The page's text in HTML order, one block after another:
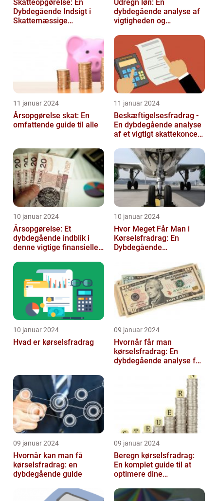
Skatteopgørelse: En
Dybdegående Indsigt i
Skattemæssige
Udregn løn: En
dybdegående analyse af
vigtigheden og
lønudregninger
11 januar 2024
Årsopgørelse skat: En
omfattende guide til alle
11 januar 2024
Beskæftigelsesfradrag -
En dybdegående analyse
af et vigtigt skattekoncept
10 januar 2024
Årsopgørelse: Et
dybdegående indblik i
denne vigtige finansielle
10 januar 2024
Hvor Meget Får Man i
Kørselsfradrag: En
Dybdegående
10 januar 2024
Hvad er kørselsfradrag
09 januar 2024
Hvornår får man
kørselsfradrag: En
dybdegående analyse for
09 januar 2024
Hvornår kan man få
kørselsfradrag: en
dybdegående guide
09 januar 2024
Beregn kørselsfradrag:
En komplet guide til at
optimere dine